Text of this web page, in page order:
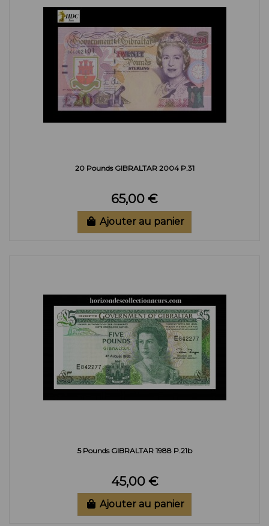
20 Pounds GIBRALTAR 2004 P.31
65,00 €
Ajouter au panier
5 Pounds GIBRALTAR 1988 P.21b
45,00 €
Ajouter au panier